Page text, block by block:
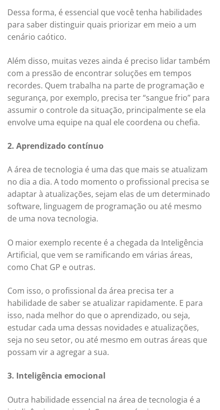
Dessa forma, é essencial que você tenha habilidades
para saber distinguir quais priorizar em meio a um
cenário caótico.
Além disso, muitas vezes ainda é preciso lidar também
com a pressão de encontrar soluções em tempos
recordes. Quem trabalha na parte de programação e
segurança, por exemplo, precisa ter “sangue frio” para
assumir o controle da situação, principalmente se ela
envolve uma equipe na qual ele coordena ou chefia.
2. Aprendizado contínuo
A área de tecnologia é uma das que mais se atualizam
no dia a dia. A todo momento o profissional precisa se
adaptar à atualizações, sejam elas de um determinado
software, linguagem de programação ou até mesmo
de uma nova tecnologia.
O maior exemplo recente é a chegada da Inteligência
Artificial, que vem se ramificando em várias áreas,
como Chat GP e outras.
Com isso, o profissional da área precisa ter a
habilidade de saber se atualizar rapidamente. E para
isso, nada melhor do que o aprendizado, ou seja,
estudar cada uma dessas novidades e atualizações,
seja no seu setor, ou até mesmo em outras áreas que
possam vir a agregar a sua.
3. Inteligência emocional
Outra habilidade essencial na área de tecnologia é a